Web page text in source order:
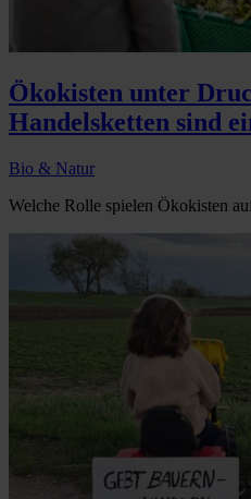
Ökokisten unter
Handelsketten sind
Bio & Natur
Welche Rolle spielen Ökokisten